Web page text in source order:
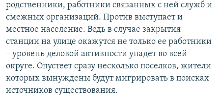
родственники, работники связанных с ней служб и
смежных организаций. Против выступает и
местное население. Ведь в случае закрытия
станции на улице окажутся не только ее работники
– уровень деловой активности упадет во всей
округе. Опустеет сразу несколько поселков, жители
которых вынуждены будут мигрировать в поисках
источников существования.